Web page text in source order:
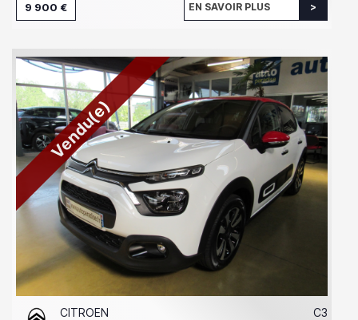
9 900 € EN SAVOIR PLUS
Vendu(e)
CITROEN
C3